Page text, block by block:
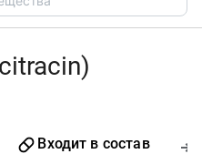
Входит в состав